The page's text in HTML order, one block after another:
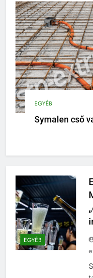
EGYÉB
Symalen cső
EGYÉB